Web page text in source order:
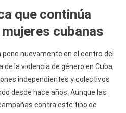
que continúa
cubanas
nuevamente en el centro del
la violencia de género en Cuba,
independientes y colectivos
desde hace años. Aunque las
contra este tipo de